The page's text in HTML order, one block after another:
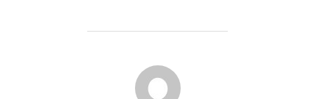
BEITRAGSAUTOR